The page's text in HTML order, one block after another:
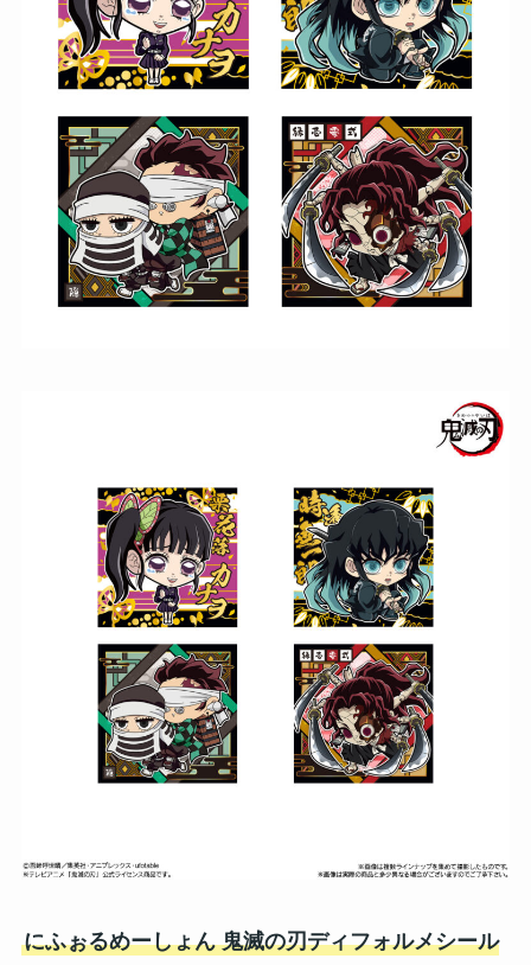
にふぉるめーしょん 鬼滅の刃ディフォルメシール